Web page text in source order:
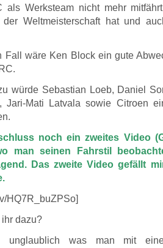
als Werksteam nicht mehr
Weltmeisterschaft hat und
Fall wäre Ken Block ein gute
würde Sebastian Loeb, Daniel
Jari-Mati Latvala sowie Citroen
noch ein zweites Video
man seinen Fahrstil
Das zweite Video gefällt
HQ7R_buZPSo]
ihr dazu?
unglaublich was man mit